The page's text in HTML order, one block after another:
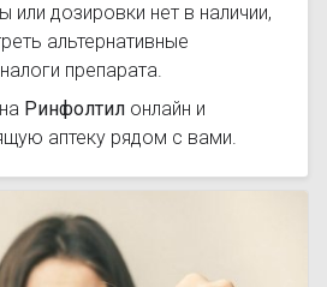
дозировки нет в наличии,
альтернативные
препарата.
Ринфолтил онлайн и
аптеку рядом с вами.